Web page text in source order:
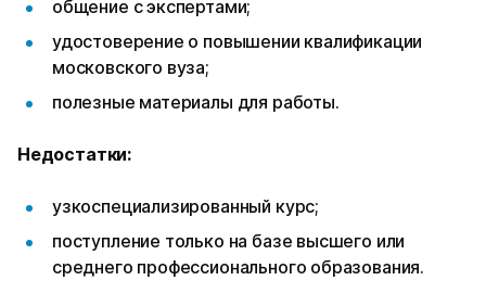
общение с экспертами;
удостоверение о повышении квалификации
московского вуза;
полезные материалы для работы.
Недостатки:
узкоспециализированный курс;
поступление только на базе высшего или
среднего профессионального образования.